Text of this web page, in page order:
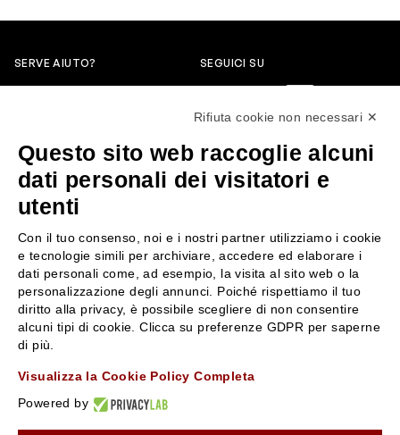
SERVE AIUTO?
servizioclienti@rossiprofumi.it
SEGUICI SU
SERVIZIO CLIENTI
Resi e rimborsi
Pagamenti
Spedizione
Condizioni generali di vendita
Privacy Policy
Chi siamo
Contattaci
Negozi
Attiva la Rossi Card
Lavora con noi
Rifiuta cookie non necessari ✕
Questo sito web raccoglie alcuni
dati personali dei visitatori e
utenti
Con il tuo consenso, noi e i nostri partner utilizziamo i cookie
e tecnologie simili per archiviare, accedere ed elaborare i
dati personali come, ad esempio, la visita al sito web o la
personalizzazione degli annunci. Poiché rispettiamo il tuo
diritto alla privacy, è possibile scegliere di non consentire
alcuni tipi di cookie. Clicca su preferenze GDPR per saperne
di più.
Visualizza la Cookie Policy Completa
Powered by